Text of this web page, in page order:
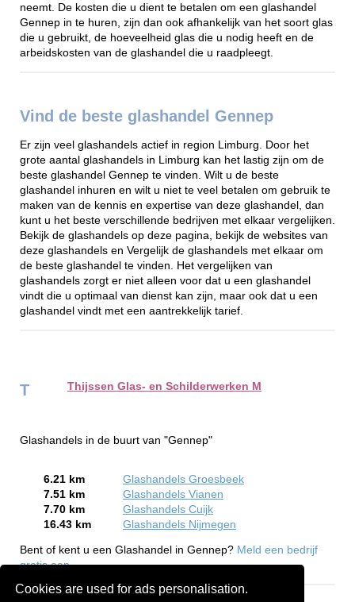
Cookies are used for ads personalisation.
neemt. De kosten die u dient te betalen om een glashandel
Gennep in te huren, zijn dan ook afhankelijk van het soort glas
die u gebruikt, de hoeveelheid glas die u nodig heeft en de
arbeidskosten van de glashandel die u raadpleegt.
Vind de beste glashandel Gennep
Er zijn veel glashandels actief in region Limburg. Door het
grote aantal glashandels in Limburg kan het lastig zijn om de
beste glashandel Gennep te vinden. Wilt u de beste
glashandel inhuren en wilt u niet te veel betalen om gebruik te
maken van de kennis en expertise van deze glashandel, dan
kunt u het beste verschillende bedrijven met elkaar vergelijken.
Bekijk de glashandels op deze pagina, bekijk de websites van
deze glashandels en Vergelijk de glashandels met elkaar om
de beste glashandel te vinden. Het vergelijken van
glashandels zorgt er niet alleen voor dat u een glashandel
vindt die u optimaal van dienst kan zijn, maar ook dat u een
glashandel vindt met een aantrekkelijk tarief.
T Thijssen Glas- en Schilderwerken M
Glashandels in de buurt van "Gennep"
6.21 km
Glashandels Groesbeek
7.51 km
Glashandels Vianen
7.70 km
Glashandels Cuijk
16.43 km
Glashandels Nijmegen
Bent of kent u een Glashandel in Gennep? Meld een bedrijf
gratis aan